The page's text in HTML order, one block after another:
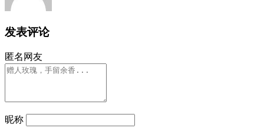
发表评论
匿名网友
昵称